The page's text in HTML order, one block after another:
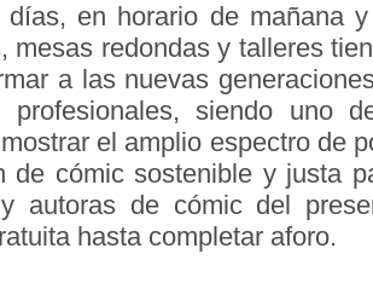
días, en horario de mañana
mesas redondas y talleres
a las nuevas
profesionales, siendo uno
el amplio espectro de
de cómic sostenible y justa
autoras de cómic del
hasta completar aforo.